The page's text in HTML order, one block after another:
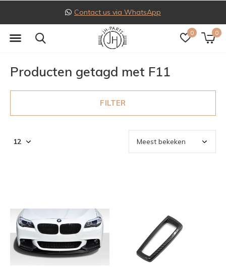
0 0
Contact us via WhatsApp
Producten getagd met F11
FILTER